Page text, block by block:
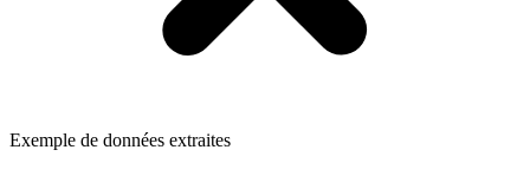
Exemple de données extraites